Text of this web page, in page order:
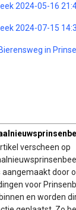
2024-05-16
2024-07-15
in
verscheen op
aangemaakt door
voor
en worden